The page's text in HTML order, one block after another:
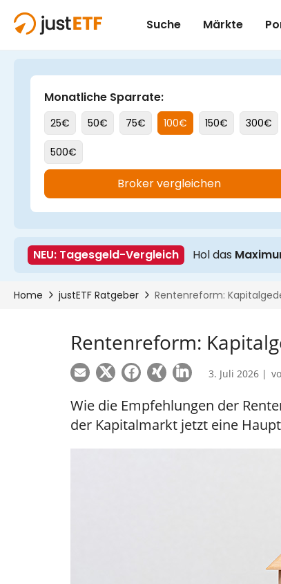
Rentenreform:
3. Juli 2026 |
Wie die Empfehlungen der
der Kapitalmarkt jetzt eine